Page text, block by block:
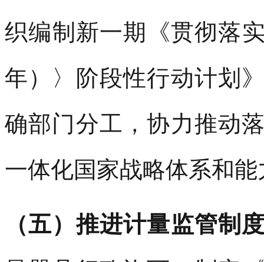
织编制新一期《贯彻落
年）〉阶段性行动计划
确部门分工，协力推动
一体化国家战略体系和
（五）推进计量监管制